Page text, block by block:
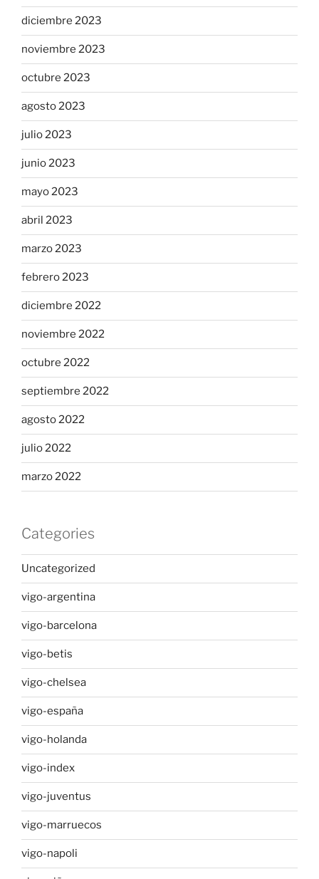
diciembre 2023
noviembre 2023
octubre 2023
agosto 2023
julio 2023
junio 2023
mayo 2023
abril 2023
marzo 2023
febrero 2023
diciembre 2022
noviembre 2022
octubre 2022
septiembre 2022
agosto 2022
julio 2022
marzo 2022
Categories
Uncategorized
vigo-argentina
vigo-barcelona
vigo-betis
vigo-chelsea
vigo-españa
vigo-holanda
vigo-index
vigo-juventus
vigo-marruecos
vigo-napoli